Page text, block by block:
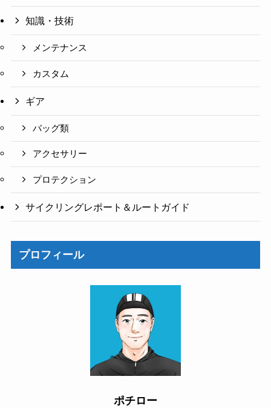
知識・技術
メンテナンス
カスタム
ギア
バッグ類
アクセサリー
プロテクション
サイクリングレポート＆ルートガイド
プロフィール
ポチロー